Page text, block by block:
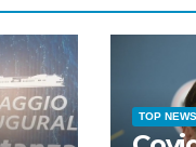
TOP NEWS